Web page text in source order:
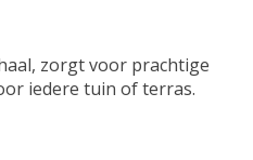
zorgt voor prachtige
iedere tuin of terras.
is